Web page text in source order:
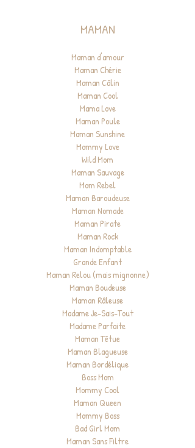
MAMAN
Maman d'amour
Maman Chérie
Maman Câlin
Maman Cool
Mama Love
Maman Poule
Maman Sunshine
Mommy Love
Wild Mom
Maman Sauvage
Mom Rebel
Maman Baroudeuse
Maman Nomade
Maman Pirate
Maman Rock
Maman Indomptable
Grande Enfant
Maman Relou (mais mignonne)
Maman Boudeuse
Maman Râleuse
Madame Je-Sais-Tout
Madame Parfaite
Maman Têtue
Maman Blagueuse
Maman Bordélique
Boss Mom
Mommy Cool
Maman Queen
Mommy Boss
Bad Girl Mom
Maman Sans Filtre